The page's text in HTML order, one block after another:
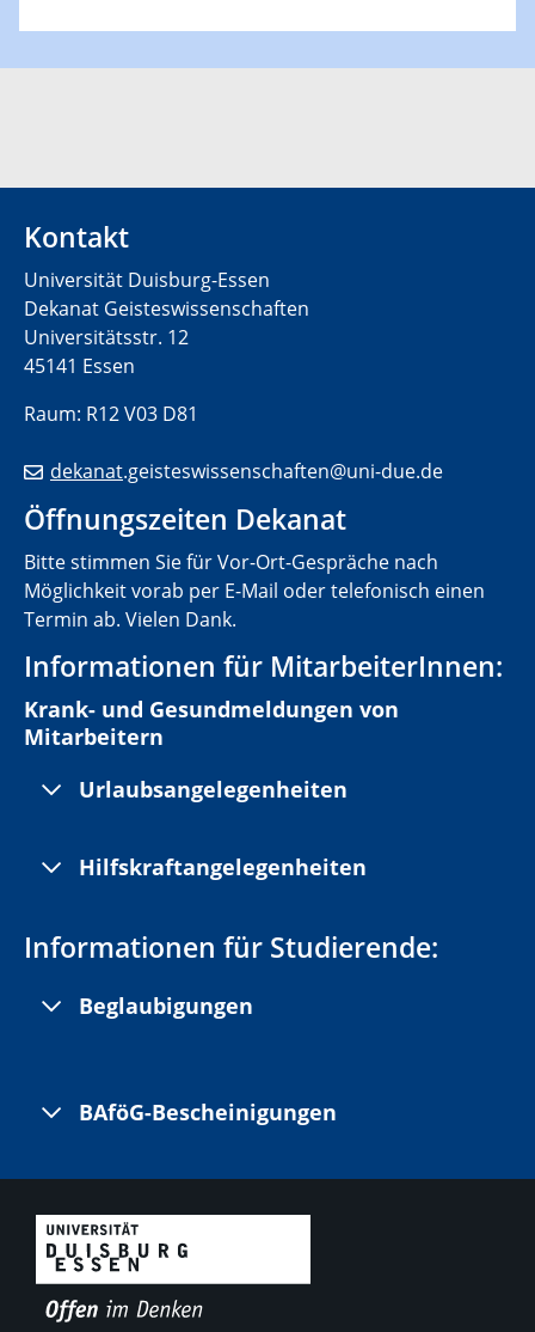
Kontakt
Universität Duisburg-Essen
Dekanat Geisteswissenschaften
Universitätsstr. 12
45141 Essen
Raum: R12 V03 D81
dekanat.geisteswissenschaften@uni-due.de
Öffnungszeiten Dekanat
Bitte stimmen Sie für Vor-Ort-Gespräche nach
Möglichkeit vorab per E-Mail oder telefonisch einen
Termin ab. Vielen Dank.
Informationen für MitarbeiterInnen:
Krank- und Gesundmeldungen von
Mitarbeitern
Urlaubsangelegenheiten
Hilfskraftangelegenheiten
Informationen für Studierende:
Beglaubigungen
BAföG-Bescheinigungen